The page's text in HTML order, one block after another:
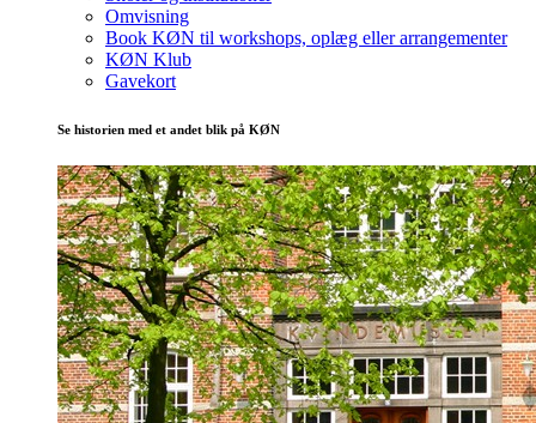
Omvisning
Book KØN til workshops, oplæg eller arrangementer
KØN Klub
Gavekort
Se historien med et andet blik på KØN